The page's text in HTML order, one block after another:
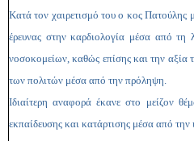
Κατά τον χαιρετισμό του ο κος Πατούλης
έρευνας στην καρδιολογία μέσα από τη
νοσοκομείων, καθώς επίσης και την αξία
των πολιτών μέσα από την πρόληψη.
Ιδιαίτερη αναφορά έκανε στο μείζον
εκπαίδευσης και κατάρτισης μέσα από την